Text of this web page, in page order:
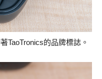
TaoTronics的品牌標誌。